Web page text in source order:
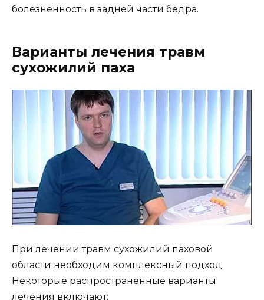
болезненность в задней части бедра.
Варианты лечения травм
сухожилий паха
При лечении травм сухожилий паховой
области необходим комплексный подход.
Некоторые распространенные варианты
лечения включают: